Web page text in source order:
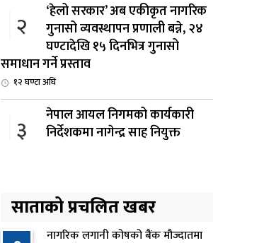
२
‘हेलो सरकार’ अब एकीकृत नागरिक
गुनासो व्यवस्थापन प्रणाली बन्ने, २४
घण्टादेखि १५ दिनभित्र गुनासो
समाधान गर्ने प्रस्ताव
१२ घण्टा अघि
३
नेपाल आयल निगमको कार्यकारी
निर्देशकमा नागेन्द्र साह नियुक्त
४
प्राथमिकता दिँदै त्रिभुवन
विश्वविद्यालयले नयाँ नीति तथा
कार्यक्रम ल्याउने
साताको प्रचलित खबर
नागरिक लगानी कोषको बैंक मौज्दातमा